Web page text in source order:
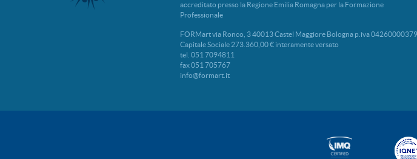
accreditato presso la Regione Emilia Romagna per la Formazione
Professionale
FORMart via Ronco, 3 40013 Castel Maggiore Bologna p.iva 04260000379
Capitale Sociale 273.360,00 € interamente versato
tel. 051 7094811
fax 051 705767
info@formart.it